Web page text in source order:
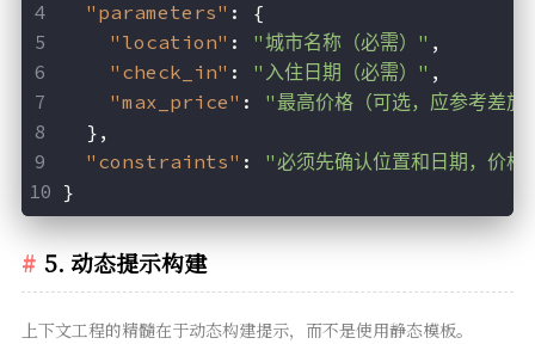
"parameters" :
{
"location" : "城市名称（必需）" ,
"check_in" : "入住日期（必需）" ,
"max_price" :
"最高价格（可选，应参考差旅
} ,
"constraints" :
"必须先确认位置和日期，价格
}
5. 动态提示构建
上下文工程的精髓在于动态构建提示，而不是使用静态模板。